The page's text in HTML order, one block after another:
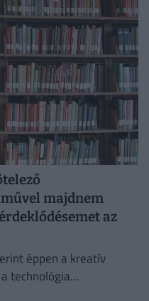
majdnem
az
éppen a kreatív
technológia